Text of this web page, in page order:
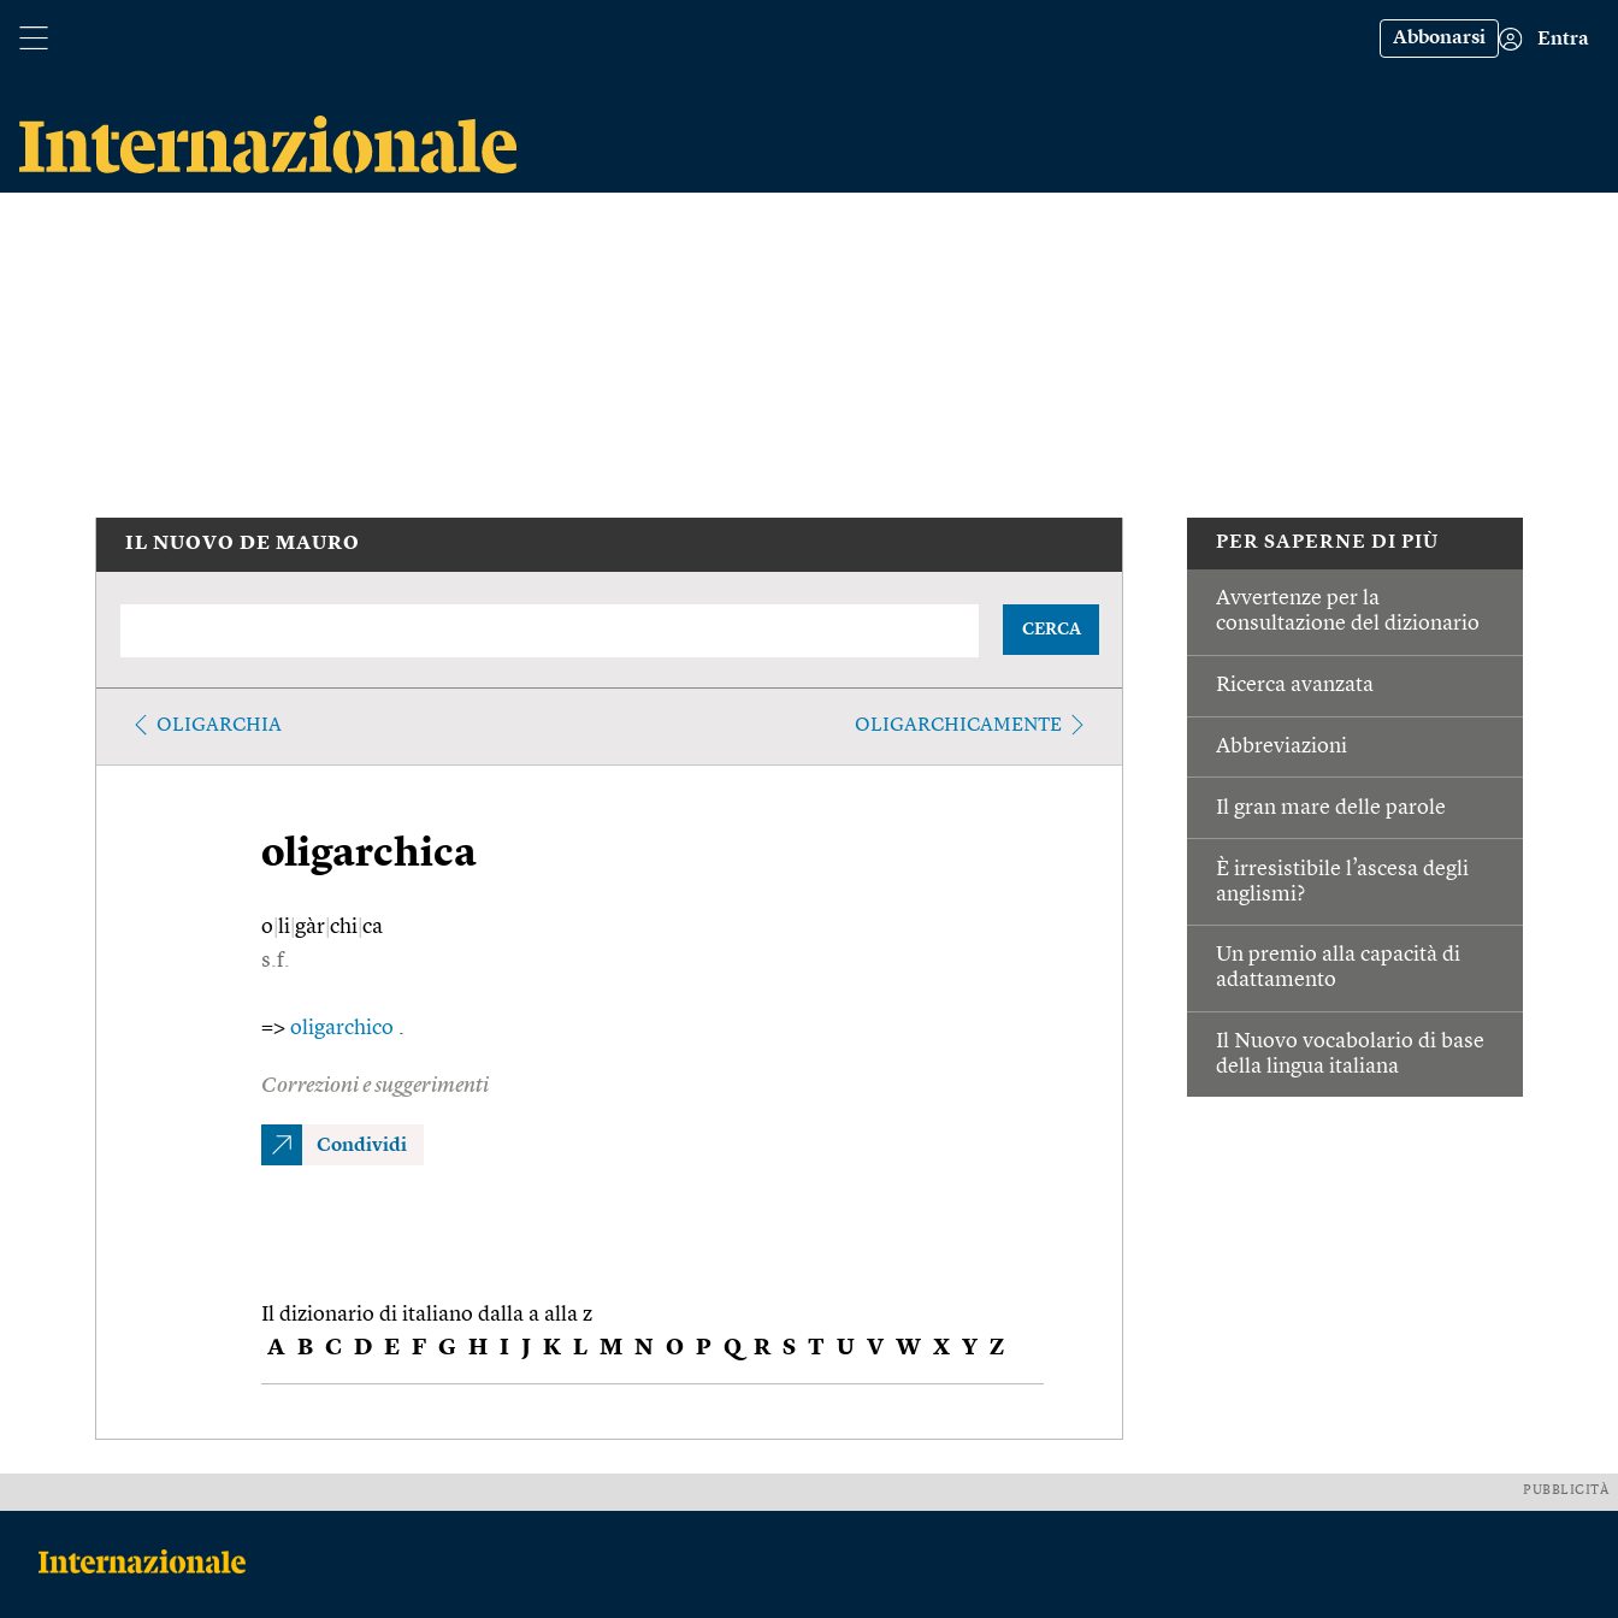
Abbonarsi Entra
PER SAPERNE DI PIÙ
Avvertenze per la
consultazione del dizionario
Ricerca avanzata
Abbreviazioni
Il gran mare delle parole
È irresistibile l’ascesa degli
anglismi?
Un premio alla capacità di
adattamento
Il Nuovo vocabolario di base
della lingua italiana
IL NUOVO DE MAURO
CERCA
OLIGARCHIA OLIGARCHICAMENTE
oligarchica
o li gàr chi ca
s.f.
=> oligarchico .
Correzioni e suggerimenti
Condividi
Il dizionario di italiano dalla a alla z
A B C D E F G H I J K L M N O P Q R S T U V W X Y Z
PUBBLICITÀ